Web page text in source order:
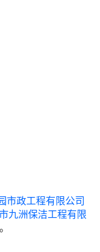
市政工程有限公司
九洲保洁工程有限